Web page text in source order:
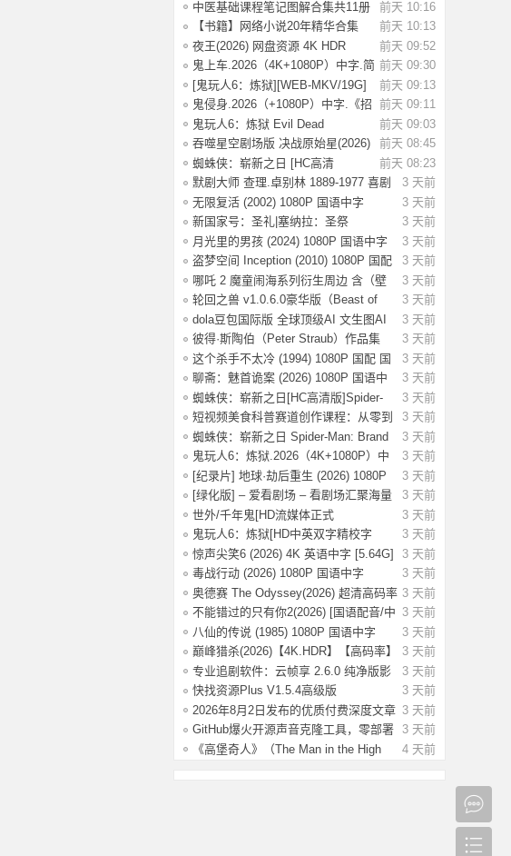
《新概念英
前天 10:16
中医基础课程笔记图解合集共11册
前天 10:13
【书籍】网络小说20年精华合集
（都市、悬疑
前天 09:52
夜王(2026) 网盘资源 4K HDR
【6.2G] 国语/
前天 09:30
鬼上车.2026（4K+1080P）中字.简
单直白.生
前天 09:13
[鬼玩人6：炼狱][WEB-MKV/19G]
[英语/中文字
前天 09:11
鬼侵身.2026（+1080P）中字.《招
魂》特效团
前天 09:03
鬼玩人6：炼狱 Evil Dead
Burn(2026) [4K S
前天 08:45
吞噬星空剧场版 决战原始星(2026)
【4K.SDR
前天 08:23
蜘蛛侠：崭新之日 [HC高清
版]Spider-Man: B
3 天前
默剧大师 查理.卓别林 1889-1977 喜剧
电影
3 天前
无限复活 (2002) 1080P 国语中字
[3.29G]
3 天前
新国家号：圣礼|塞纳拉：圣祭
Build.244719
3 天前
月光里的男孩 (2024) 1080P 国语中字
[1.28
3 天前
盗梦空间 Inception (2010) 1080P 国配
国
3 天前
哪吒 2 魔童闹海系列衍生周边 含（壁
纸，海
3 天前
轮回之兽 v1.0.6.0豪华版（Beast of
Reinca
3 天前
dola豆包国际版 全球顶级AI 文生图AI
视频
3 天前
彼得·斯陶伯（Peter Straub）作品集
3 天前
这个杀手不太冷 (1994) 1080P 国配 国
语英
3 天前
聊斋：魅首诡案 (2026) 1080P 国语中
字 [1G
3 天前
蜘蛛侠：崭新之日[HC高清版]Spider-
Man.Bra
3 天前
短视频美食科普赛道创作课程：从零到
变现运
3 天前
蜘蛛侠：崭新之日 Spider-Man: Brand
New D
3 天前
鬼玩人6：炼狱.2026（4K+1080P）中
字.附系
3 天前
[纪录片] 地球·劫后重生 (2026) 1080P
英
3 天前
[绿化版] – 爱看剧场 – 看剧场汇聚海量
影
3 天前
世外/千年鬼[HD流媒体正式
版]Another.World
3 天前
鬼玩人6：炼狱[HD中英双字精校字
幕]Evil De
3 天前
惊声尖笑6 (2026) 4K 英语中字 [5.64G]
3 天前
毒战行动 (2026) 1080P 国语中字
[1.14G]
3 天前
奥德赛 The Odyssey(2026) 超清高码率
4K H
3 天前
不能错过的只有你2(2026) [国语配音/中
文字
3 天前
八仙的传说 (1985) 1080P 国语中字
[3.79G]
3 天前
巅峰猎杀(2026)【4K.HDR】【高码率】
【内封
3 天前
专业追剧软件：云帧享 2.6.0 纯净版影
视资
3 天前
快找资源Plus V1.5.4高级版
3 天前
2026年8月2日发布的优质付费深度文章
合集【
3 天前
GitHub爆火开源声音克隆工具，零部署
3秒音
4 天前
《高堡奇人》（The Man in the High